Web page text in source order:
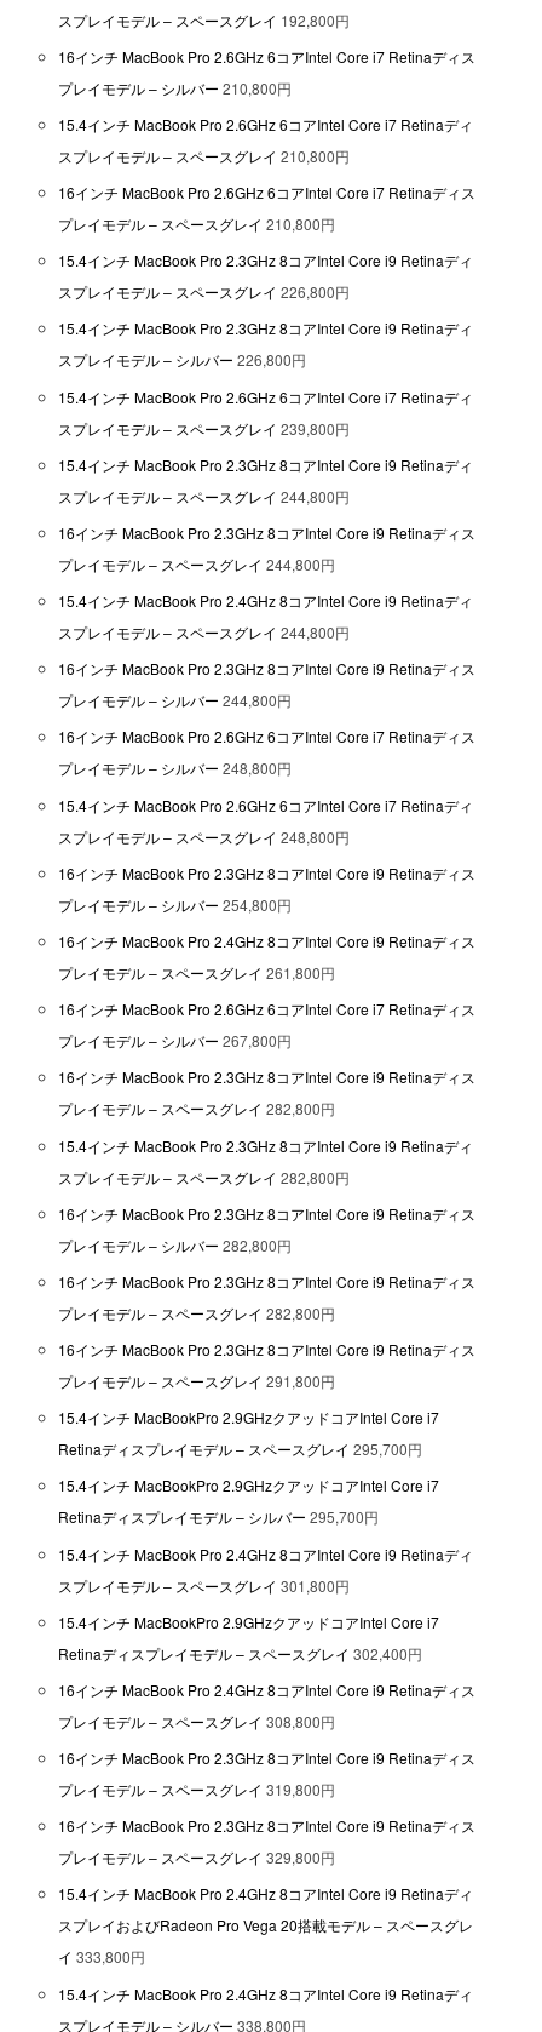
スプレイモデル – スペースグレイ 192,800円
16インチ MacBook Pro 2.6GHz 6コアIntel Core i7 Retinaディス
プレイモデル – シルバー210,800円
15.4インチ MacBook Pro 2.6GHz 6コアIntel Core i7 Retinaディ
スプレイモデル – スペースグレイ210,800円
16インチ MacBook Pro 2.6GHz 6コアIntel Core i7 Retinaディス
プレイモデル – スペースグレイ210,800円
15.4インチ MacBook Pro 2.3GHz 8コアIntel Core i9 Retinaディ
スプレイモデル – スペースグレイ226,800円
15.4インチ MacBook Pro 2.3GHz 8コアIntel Core i9 Retinaディ
スプレイモデル – シルバー226,800円
15.4インチ MacBook Pro 2.6GHz 6コアIntel Core i7 Retinaディ
スプレイモデル – スペースグレイ239,800円
15.4インチ MacBook Pro 2.3GHz 8コアIntel Core i9 Retinaディ
スプレイモデル – スペースグレイ244,800円
16インチ MacBook Pro 2.3GHz 8コアIntel Core i9 Retinaディス
プレイモデル – スペースグレイ244,800円
15.4インチ MacBook Pro 2.4GHz 8コアIntel Core i9 Retinaディ
スプレイモデル – スペースグレイ244,800円
16インチ MacBook Pro 2.3GHz 8コアIntel Core i9 Retinaディス
プレイモデル – シルバー244,800円
16インチ MacBook Pro 2.6GHz 6コアIntel Core i7 Retinaディス
プレイモデル – シルバー248,800円
15.4インチ MacBook Pro 2.6GHz 6コアIntel Core i7 Retinaディ
スプレイモデル – スペースグレイ248,800円
16インチ MacBook Pro 2.3GHz 8コアIntel Core i9 Retinaディス
プレイモデル – シルバー254,800円
16インチ MacBook Pro 2.4GHz 8コアIntel Core i9 Retinaディス
プレイモデル – スペースグレイ261,800円
16インチ MacBook Pro 2.6GHz 6コアIntel Core i7 Retinaディス
プレイモデル – シルバー267,800円
16インチ MacBook Pro 2.3GHz 8コアIntel Core i9 Retinaディス
プレイモデル – スペースグレイ282,800円
15.4インチ MacBook Pro 2.3GHz 8コアIntel Core i9 Retinaディ
スプレイモデル – スペースグレイ282,800円
16インチ MacBook Pro 2.3GHz 8コアIntel Core i9 Retinaディス
プレイモデル – シルバー282,800円
16インチ MacBook Pro 2.3GHz 8コアIntel Core i9 Retinaディス
プレイモデル – スペースグレイ282,800円
16インチ MacBook Pro 2.3GHz 8コアIntel Core i9 Retinaディス
プレイモデル – スペースグレイ291,800円
15.4インチ MacBookPro 2.9GHzクアッドコアIntel Core i7
Retinaディスプレイモデル – スペースグレイ295,700円
15.4インチ MacBookPro 2.9GHzクアッドコアIntel Core i7
Retinaディスプレイモデル – シルバー295,700円
15.4インチ MacBook Pro 2.4GHz 8コアIntel Core i9 Retinaディ
スプレイモデル – スペースグレイ301,800円
15.4インチ MacBookPro 2.9GHzクアッドコアIntel Core i7
Retinaディスプレイモデル – スペースグレイ302,400円
16インチ MacBook Pro 2.4GHz 8コアIntel Core i9 Retinaディス
プレイモデル – スペースグレイ308,800円
16インチ MacBook Pro 2.3GHz 8コアIntel Core i9 Retinaディス
プレイモデル – スペースグレイ319,800円
16インチ MacBook Pro 2.3GHz 8コアIntel Core i9 Retinaディス
プレイモデル – スペースグレイ329,800円
15.4インチ MacBook Pro 2.4GHz 8コアIntel Core i9 Retinaディ
スプレイおよびRadeon Pro Vega 20搭載モデル – スペースグレ
イ333,800円
15.4インチ MacBook Pro 2.4GHz 8コアIntel Core i9 Retinaディ
スプレイモデル – シルバー338,800円